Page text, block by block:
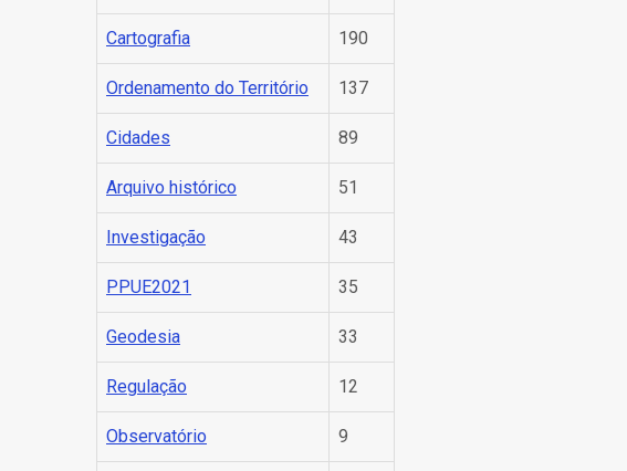
Cartografia 190
Ordenamento do Território 137
Cidades 89
Arquivo histórico 51
Investigação 43
PPUE2021 35
Geodesia 33
Regulação 12
Observatório 9